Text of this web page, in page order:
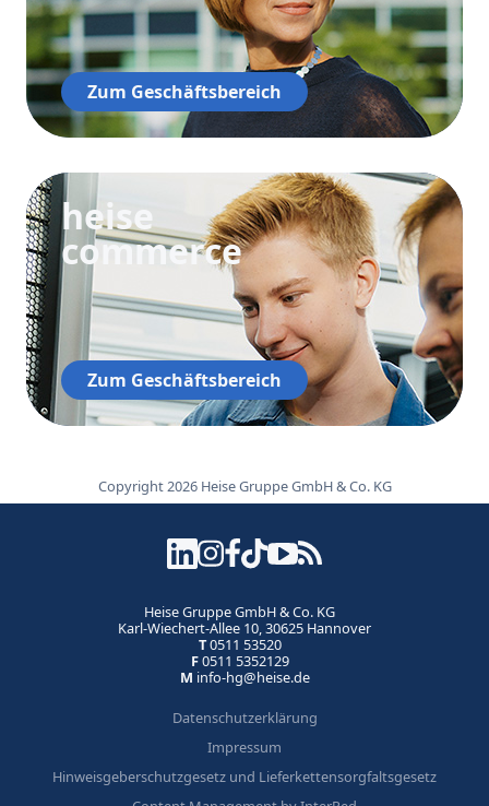
Zum Geschäftsbereich
heise
commerce
Zum Geschäftsbereich
Copyright 2026 Heise Gruppe GmbH & Co. KG
Heise Gruppe GmbH & Co. KG
Karl-Wiechert-Allee 10, 30625 Hannover
T0511 53520
F0511 5352129
M info-hg@heise.de
Datenschutzerklärung
Impressum
Hinweisgeberschutzgesetz und Lieferkettensorgfaltsgesetz